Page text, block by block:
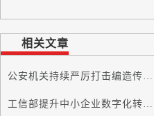
相关文章
公安机关持续严厉打击编造传播涉汛涉灾网络谣言
工信部提升中小企业数字化转型服务供给